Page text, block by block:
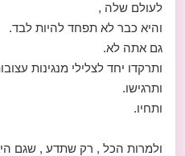
לעולם שלה ,
והיא כבר לא תפחד להיות לבד.
גם אתה לא.
ותרקדו יחד לצלילי מנגינות
ותרגישו.
ותחיו.
ולמרות הכל , רק שתדע , שגם